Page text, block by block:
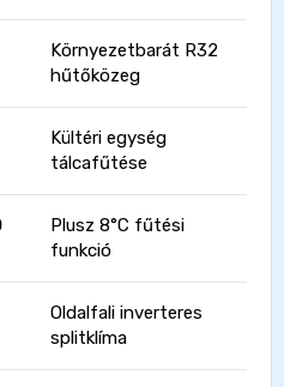
Környezetbarát R32
hűtőközeg
Kültéri egység
tálcafűtése
Plusz 8°C fűtési
funkció
Oldalfali inverteres
splitklíma